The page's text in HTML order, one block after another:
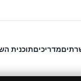
מדריכיםתוכנית